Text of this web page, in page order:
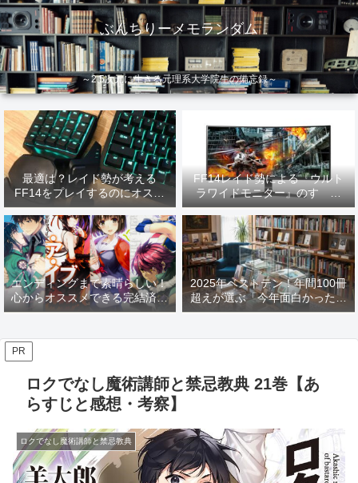
ぶんちりーメモランダム
～2.5次元に生きる元理系大学院生の備忘録～
最適は？レイド勢が考える
FF14をプレイするのにオスス
メなデバイス【2026年更新】
FF14レイド勢による『ウルト
ラワイドモニター』のすゝめ
【2026年更新】
エンディングまで素晴らしい！
心からオススメできる完結済み
ラノベ
2025年ベストテン！年間100冊
超えが選ぶ「今年面白かった本
10選」！
PR
ロクでなし魔術講師と禁忌教典 21巻【あ
らすじと感想・考察】
ロクでなし魔術講師と禁忌教典